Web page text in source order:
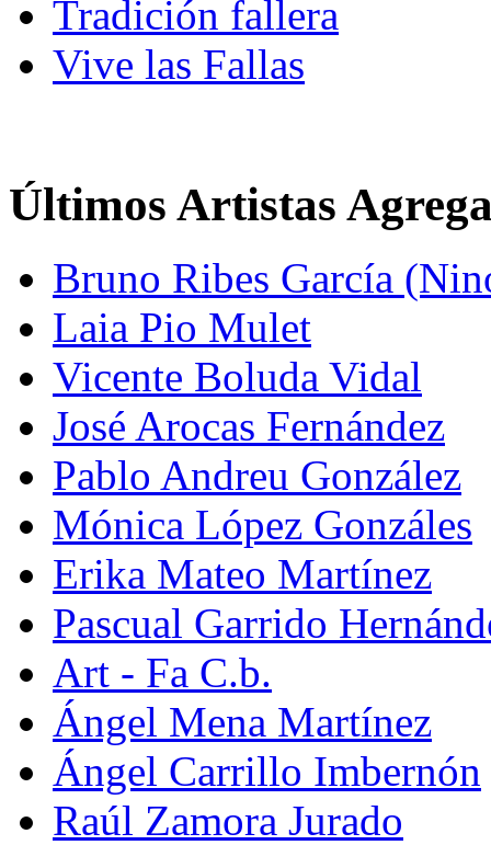
Tradición fallera
Vive las Fallas
Últimos Artistas
Bruno Ribes García
Laia Pio Mulet
Vicente Boluda Vidal
José Arocas Fernández
Pablo Andreu González
Mónica López Gonzáles
Erika Mateo Martínez
Pascual Garrido
Art - Fa C.b.
Ángel Mena Martínez
Ángel Carrillo Imbernón
Raúl Zamora Jurado